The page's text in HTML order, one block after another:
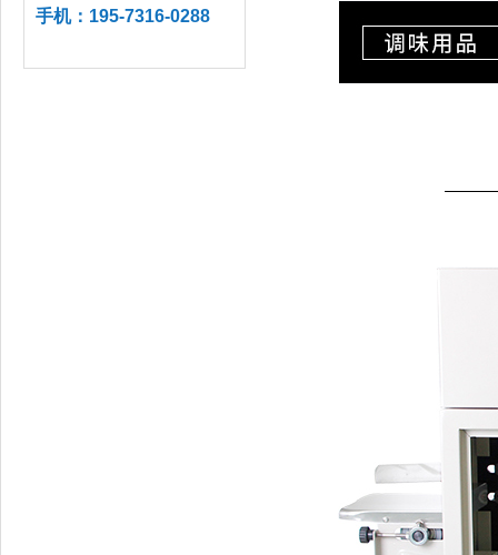
手机：195-7316-0288